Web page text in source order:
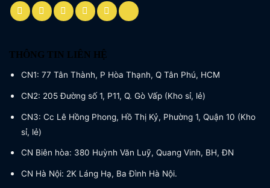
THÔNG TIN LIÊN HỆ
CN1: 77 Tân Thành, P Hòa Thạnh, Q Tân Phú, HCM
CN2: 205 Đường số 1, P11, Q. Gò Vấp (Kho sỉ, lẻ)
CN3: Cc Lê Hồng Phong, Hồ Thị Kỷ, Phường 1, Quận 10 (Kho
sỉ, lẻ)
CN Biên hòa: 380 Huỳnh Văn Luỹ, Quang Vinh, BH, ĐN
CN Hà Nội: 2K Láng Hạ, Ba Đình Hà Nội.